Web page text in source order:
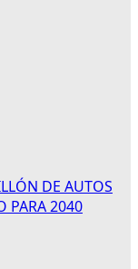
DE AUTOS
PARA 2040